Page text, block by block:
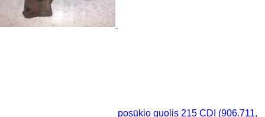
posūkio guolis 215 CDI (906.711,